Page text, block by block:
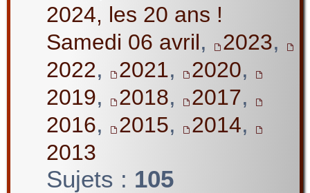
2024, les 20 ans !
Samedi 06 avril, 2023,
2022, 2021, 2020,
2019, 2018, 2017,
2016, 2015, 2014,
2013
Sujets : 105